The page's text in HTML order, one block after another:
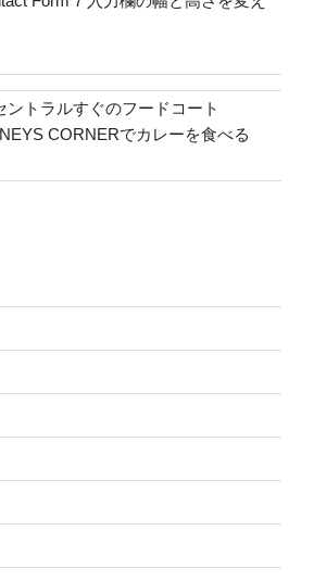
ントラルすぐのフードコート
CORNERでカレーを食べる